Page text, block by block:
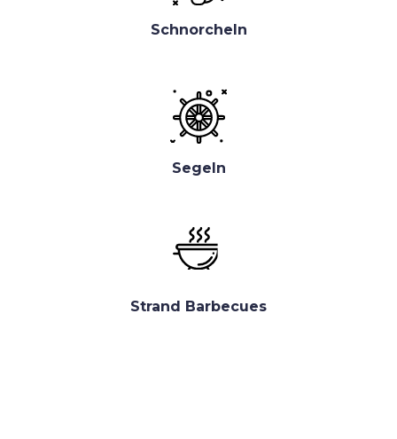
Schnorcheln
Segeln
Strand Barbecues